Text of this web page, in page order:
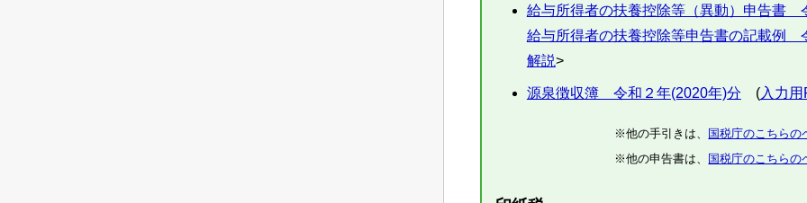
給与所得者の扶養控除等（異動）申告書
給与所得者の扶養控除等申告書の記載例
解説>
源泉徴収簿 令和２年(2020年)分 (入力用
※他の手引きは、
国税庁のこちらの
※他の申告書は、
国税庁のこちらの